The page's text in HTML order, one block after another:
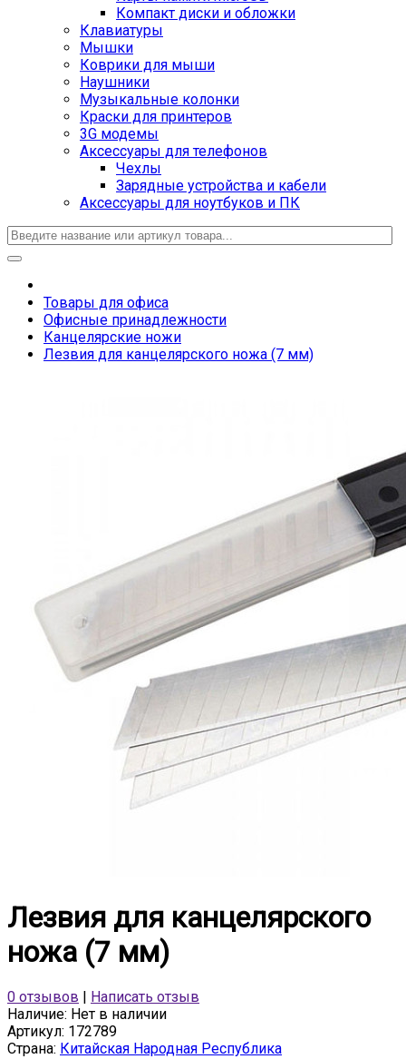
Компакт диски и обложки
Клавиатуры
Мышки
Коврики для мыши
Наушники
Музыкальные колонки
Краски для принтеров
3G модемы
Аксессуары для телефонов
Чехлы
Зарядные устройства и кабели
Аксессуары для ноутбуков и ПК
Товары для офиса
Офисные принадлежности
Канцелярские ножи
Лезвия для канцелярского ножа (7 мм)
Лезвия для канцелярского
ножа (7 мм)
0 отзывов
Написать отзыв
Наличие: Нет в наличии
Артикул: 172789
Страна: Китайская Народная Республика